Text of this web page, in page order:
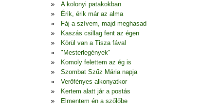
A kolonyi patakokban
Érik, érik már az alma
Fáj a szívem, majd meghasad
Kaszás csillag fent az égen
Körül van a Tisza fával
"Mesterlegények"
Komoly felettem az ég is
Szombat Szűz Mária napja
Verőfényes alkonyatkor
Kertem alatt jár a postás
Elmentem én a szőlőbe